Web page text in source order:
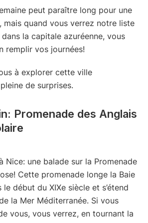
peut paraître long pour une
mais quand vous verrez notre liste
la capitale azuréenne, vous
remplir vos journées!
à explorer cette ville
de surprises.
Promenade des Anglais
Nice: une balade sur la Promenade
Cette promenade longe la Baie
début du XIXe siècle et s’étend
la Mer Méditerranée. Si vous
vous, vous verrez, en tournant la